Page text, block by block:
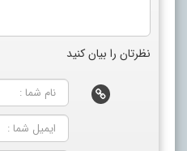
نظرتان را بیان کنید